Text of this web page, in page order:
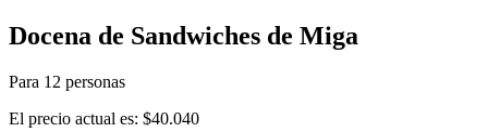
Docena de Sandwiches de Miga
Para 12 personas
El precio actual es: $40.040